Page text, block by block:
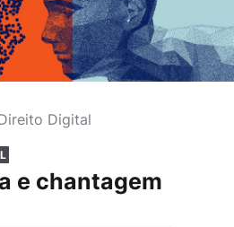
Digital
e chantagem